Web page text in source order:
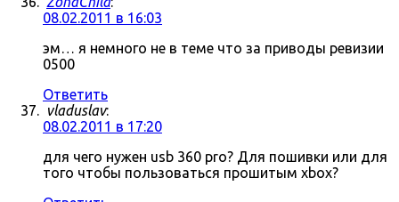
08.02.2011 в 16:03
эм… я немного не в теме что за приводы ревизии
0500
Ответить
vladuslav:
08.02.2011 в 17:20
для чего нужен usb 360 pro? Для пошивки или для
того чтобы пользоваться прошитым xbox?